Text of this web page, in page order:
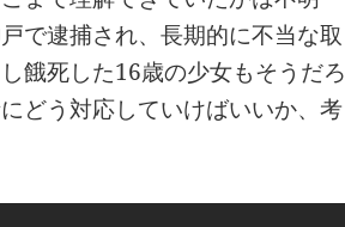
で逮捕され、長期的に不当な取
餓死した16歳の少女もそうだろ
どう対応していけばいいか、考